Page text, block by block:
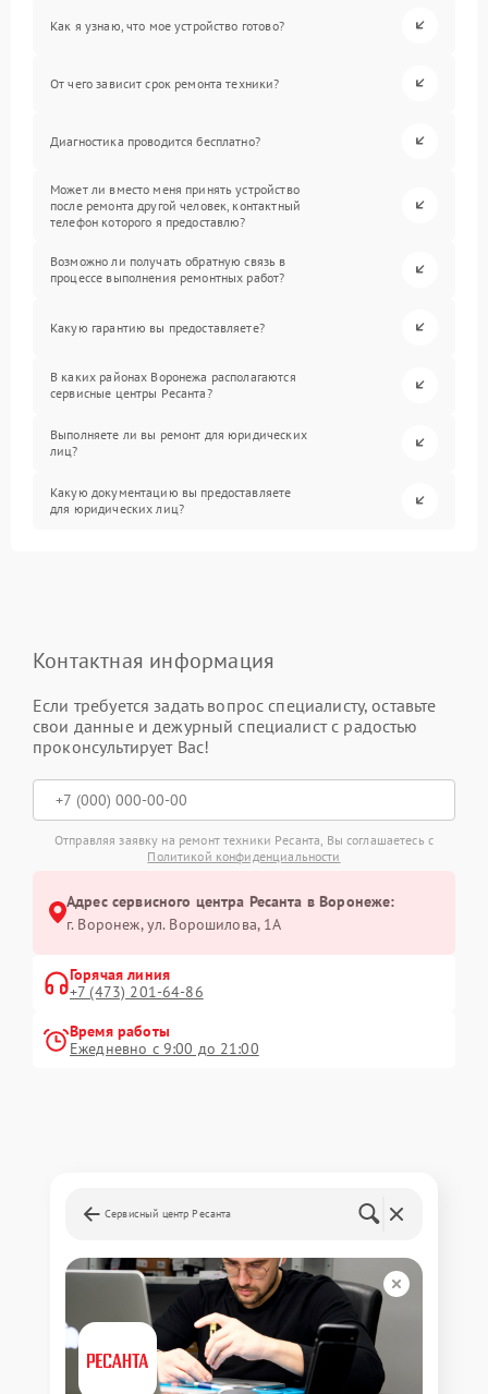
Как я узнаю, что мое устройство готово?
От чего зависит срок ремонта техники?
Диагностика проводится бесплатно?
Может ли вместо меня принять устройство
после ремонта другой человек, контактный
телефон которого я предоставлю?
Возможно ли получать обратную связь в
процессе выполнения ремонтных работ?
Какую гарантию вы предоставляете?
В каких районах Воронежа располагаются
сервисные центры Ресанта?
Выполняете ли вы ремонт для юридических
лиц?
Какую документацию вы предоставляете
для юридических лиц?
Контактная информация
Если требуется задать вопрос специалисту, оставьте
свои данные и дежурный специалист с радостью
проконсультирует Вас!
Отправляя заявку на ремонт техники Ресанта, Вы соглашаетесь с
Политикой конфиденциальности
Адрес сервисного центра Ресанта в Воронеже:
г. Воронеж, ул. Ворошилова, 1А
Горячая линия
+7 (473) 201-64-86
Время работы
Ежедневно с 9:00 до 21:00
Сервисный центр Ресанта